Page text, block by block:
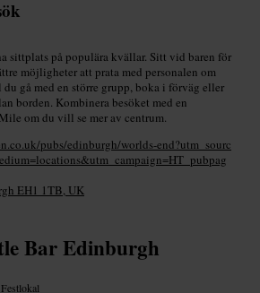
sittplats på populära kvällar. Sitt vid baren för
möjligheter att prata med personalen om
gå med en större grupp, boka i förväg eller
borden. Kombinera besöket med en
om du vill se mer av centrum.
pubs/edinburgh/worlds-end?utm_sourc
EH1 1TB, UK
Bar Edinburgh
Festlokal